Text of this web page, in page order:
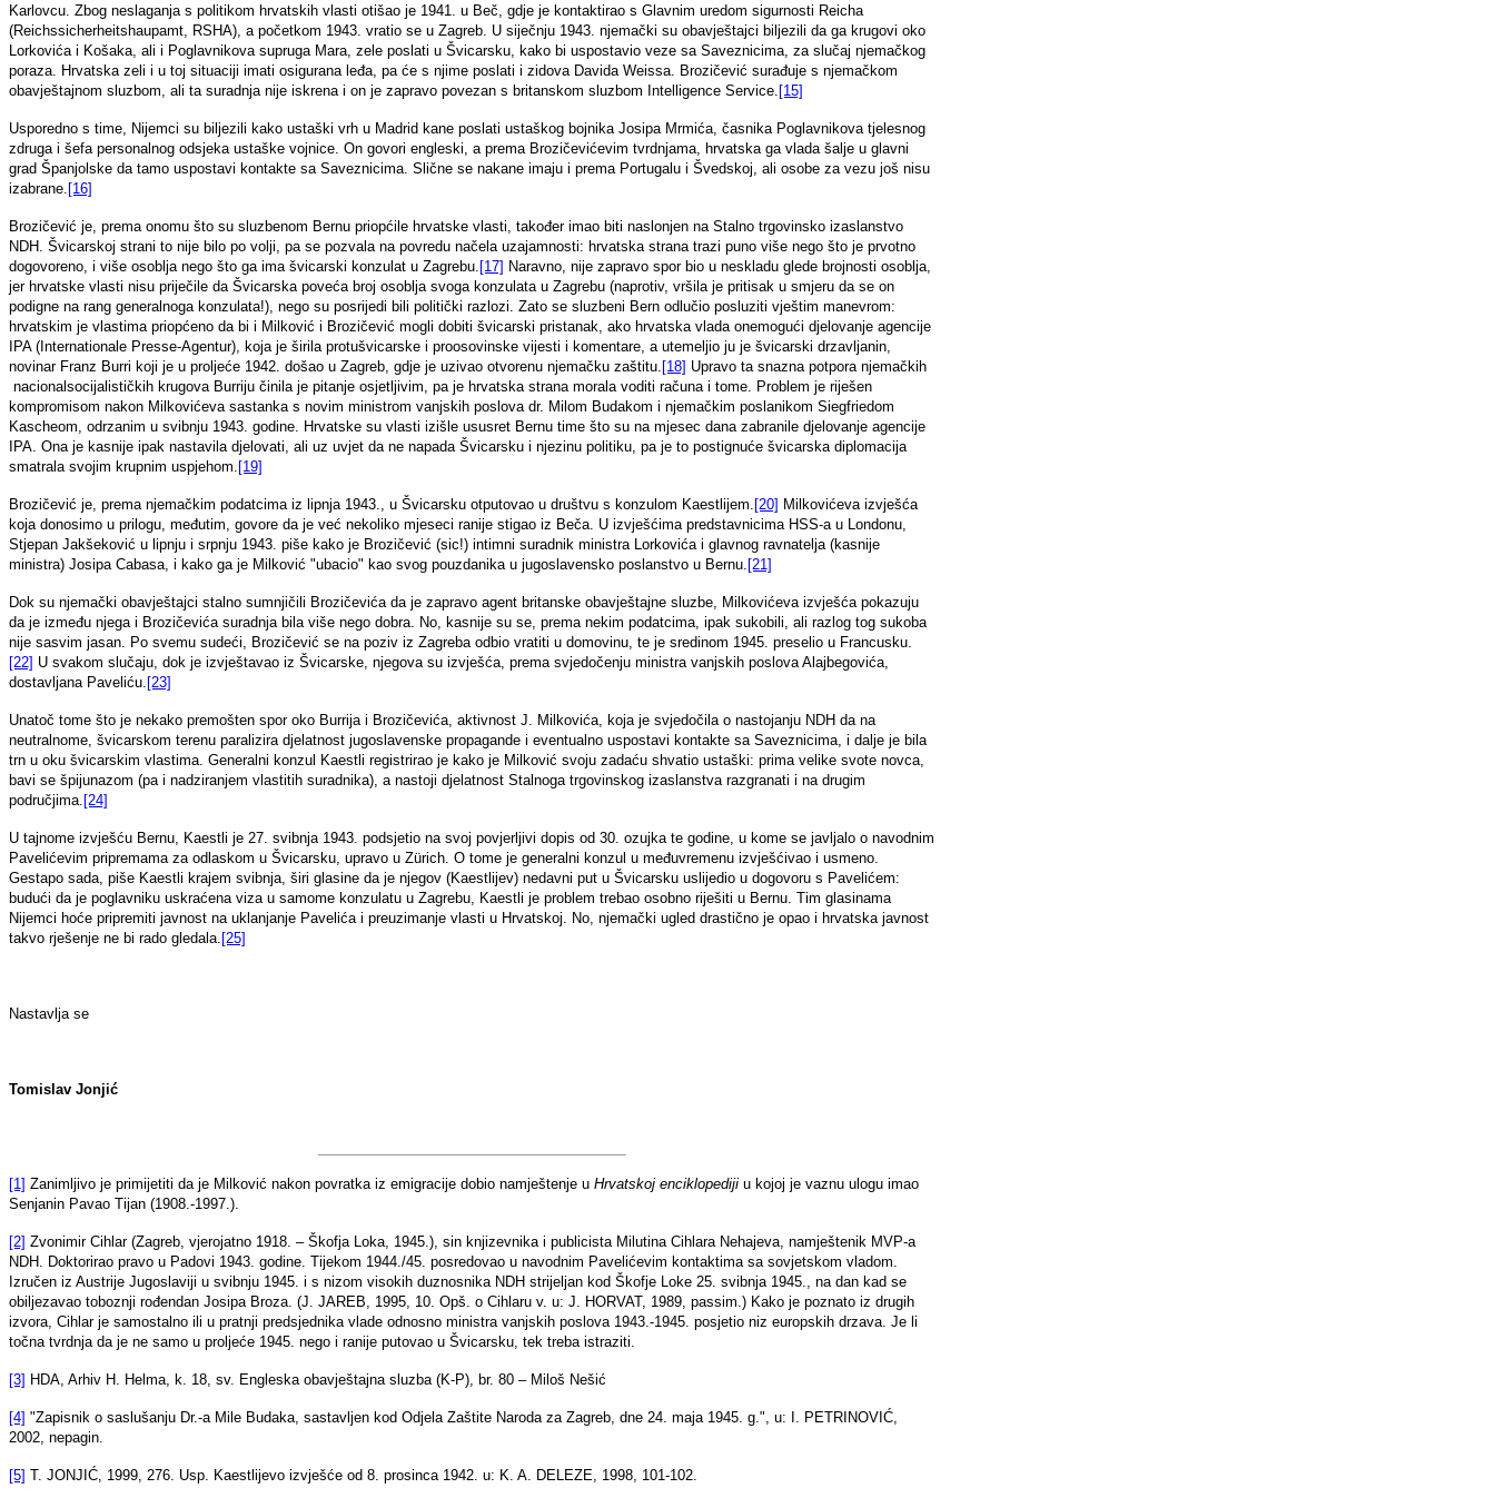
Karlovcu. Zbog neslaganja s politikom hrvatskih vlasti otišao je 1941. u Beč, gdje je kontaktirao s Glavnim uredom sigurnosti Reicha
(Reichssicherheitshaupamt, RSHA), a početkom 1943. vratio se u Zagreb. U siječnju 1943. njemački su obavještajci biljezili da ga krugovi oko
Lorkovića i Košaka, ali i Poglavnikova supruga Mara, zele poslati u Švicarsku, kako bi uspostavio veze sa Saveznicima, za slučaj njemačkog
poraza. Hrvatska zeli i u toj situaciji imati osigurana leđa, pa će s njime poslati i zidova Davida Weissa. Brozičević surađuje s njemačkom
obavještajnom sluzbom, ali ta suradnja nije iskrena i on je zapravo povezan s britanskom sluzbom Intelligence Service. [15]
Usporedno s time, Nijemci su biljezili kako ustaški vrh u Madrid kane poslati ustaškog bojnika Josipa Mrmića, časnika Poglavnikova tjelesnog
zdruga i šefa personalnog odsjeka ustaške vojnice. On govori engleski, a prema Brozičevićevim tvrdnjama, hrvatska ga vlada šalje u glavni
grad Španjolske da tamo uspostavi kontakte sa Saveznicima. Slične se nakane imaju i prema Portugalu i Švedskoj, ali osobe za vezu još nisu
izabrane. [16]
Brozičević je, prema onomu što su sluzbenom Bernu priopćile hrvatske vlasti, također imao biti naslonjen na Stalno trgovinsko izaslanstvo
NDH. Švicarskoj strani to nije bilo po volji, pa se pozvala na povredu načela uzajamnosti: hrvatska strana trazi puno više nego što je prvotno
dogovoreno, i više osoblja nego što ga ima švicarski konzulat u Zagrebu. [17] Naravno, nije zapravo spor bio u neskladu glede brojnosti osoblja,
jer hrvatske vlasti nisu priječile da Švicarska poveća broj osoblja svoga konzulata u Zagrebu (naprotiv, vršila je pritisak u smjeru da se on
podigne na rang generalnoga konzulata!), nego su posrijedi bili politički razlozi. Zato se sluzbeni Bern odlučio posluziti vještim manevrom:
hrvatskim je vlastima priopćeno da bi i Milković i Brozičević mogli dobiti švicarski pristanak, ako hrvatska vlada onemogući djelovanje agencije
IPA (Internationale Presse-Agentur), koja je širila protušvicarske i proosovinske vijesti i komentare, a utemeljio ju je švicarski drzavljanin,
novinar Franz Burri koji je u proljeće 1942. došao u Zagreb, gdje je uzivao otvorenu njemačku zaštitu. [18] Upravo ta snazna potpora njemačkih
nacionalsocijalističkih krugova Burriju činila je pitanje osjetljivim, pa je hrvatska strana morala voditi računa i tome. Problem je riješen
kompromisom nakon Milkovićeva sastanka s novim ministrom vanjskih poslova dr. Milom Budakom i njemačkim poslanikom Siegfriedom
Kascheom, odrzanim u svibnju 1943. godine. Hrvatske su vlasti izišle ususret Bernu time što su na mjesec dana zabranile djelovanje agencije
IPA. Ona je kasnije ipak nastavila djelovati, ali uz uvjet da ne napada Švicarsku i njezinu politiku, pa je to postignuće švicarska diplomacija
smatrala svojim krupnim uspjehom. [19]
Brozičević je, prema njemačkim podatcima iz lipnja 1943., u Švicarsku otputovao u društvu s konzulom Kaestlijem. [20] Milkovićeva izvješća
koja donosimo u prilogu, međutim, govore da je već nekoliko mjeseci ranije stigao iz Beča. U izvješćima predstavnicima HSS-a u Londonu,
Stjepan Jakšeković u lipnju i srpnju 1943. piše kako je Brozičević (sic!) intimni suradnik ministra Lorkovića i glavnog ravnatelja (kasnije
ministra) Josipa Cabasa, i kako ga je Milković "ubacio" kao svog pouzdanika u jugoslavensko poslanstvo u Bernu. [21]
Dok su njemački obavještajci stalno sumnjičili Brozičevića da je zapravo agent britanske obavještajne sluzbe, Milkovićeva izvješća pokazuju
da je između njega i Brozičevića suradnja bila više nego dobra. No, kasnije su se, prema nekim podatcima, ipak sukobili, ali razlog tog sukoba
nije sasvim jasan. Po svemu sudeći, Brozičević se na poziv iz Zagreba odbio vratiti u domovinu, te je sredinom 1945. preselio u Francusku.
[22] U svakom slučaju, dok je izvještavao iz Švicarske, njegova su izvješća, prema svjedočenju ministra vanjskih poslova Alajbegovića,
dostavljana Paveliću. [23]
Unatoč tome što je nekako premošten spor oko Burrija i Brozičevića, aktivnost J. Milkovića, koja je svjedočila o nastojanju NDH da na
neutralnome, švicarskom terenu paralizira djelatnost jugoslavenske propagande i eventualno uspostavi kontakte sa Saveznicima, i dalje je bila
trn u oku švicarskim vlastima. Generalni konzul Kaestli registrirao je kako je Milković svoju zadaću shvatio ustaški: prima velike svote novca,
bavi se špijunazom (pa i nadziranjem vlastitih suradnika), a nastoji djelatnost Stalnoga trgovinskog izaslanstva razgranati i na drugim
područjima. [24]
U tajnome izvješću Bernu, Kaestli je 27. svibnja 1943. podsjetio na svoj povjerljivi dopis od 30. ozujka te godine, u kome se javljalo o navodnim
Pavelićevim pripremama za odlaskom u Švicarsku, upravo u Zürich. O tome je generalni konzul u međuvremenu izvješćivao i usmeno.
Gestapo sada, piše Kaestli krajem svibnja, širi glasine da je njegov (Kaestlijev) nedavni put u Švicarsku uslijedio u dogovoru s Pavelićem:
budući da je poglavniku uskraćena viza u samome konzulatu u Zagrebu, Kaestli je problem trebao osobno riješiti u Bernu. Tim glasinama
Nijemci hoće pripremiti javnost na uklanjanje Pavelića i preuzimanje vlasti u Hrvatskoj. No, njemački ugled drastično je opao i hrvatska javnost
takvo rješenje ne bi rado gledala. [25]
Nastavlja se
Tomislav Jonjić
[1] Zanimljivo je primijetiti da je Milković nakon povratka iz emigracije dobio namještenje u Hrvatskoj enciklopediji u kojoj je vaznu ulogu imao
Senjanin Pavao Tijan (1908.-1997.).
[2] Zvonimir Cihlar (Zagreb, vjerojatno 1918. – Škofja Loka, 1945.), sin knjizevnika i publicista Milutina Cihlara Nehajeva, namještenik MVP-a
NDH. Doktorirao pravo u Padovi 1943. godine. Tijekom 1944./45. posredovao u navodnim Pavelićevim kontaktima sa sovjetskom vladom.
Izručen iz Austrije Jugoslaviji u svibnju 1945. i s nizom visokih duznosnika NDH strijeljan kod Škofje Loke 25. svibnja 1945., na dan kad se
obiljezavao toboznji rođendan Josipa Broza. (J. JAREB, 1995, 10. Opš. o Cihlaru v. u: J. HORVAT, 1989, passim.) Kako je poznato iz drugih
izvora, Cihlar je samostalno ili u pratnji predsjednika vlade odnosno ministra vanjskih poslova 1943.-1945. posjetio niz europskih drzava. Je li
točna tvrdnja da je ne samo u proljeće 1945. nego i ranije putovao u Švicarsku, tek treba istraziti.
[3] HDA, Arhiv H. Helma, k. 18, sv. Engleska obavještajna sluzba (K-P), br. 80 – Miloš Nešić
[4] "Zapisnik o saslušanju Dr.-a Mile Budaka, sastavljen kod Odjela Zaštite Naroda za Zagreb, dne 24. maja 1945. g.", u: I. PETRINOVIĆ,
2002, nepagin.
[5] T. JONJIĆ, 1999, 276. Usp. Kaestlijevo izvješće od 8. prosinca 1942. u: K. A. DELEZE, 1998, 101-102.